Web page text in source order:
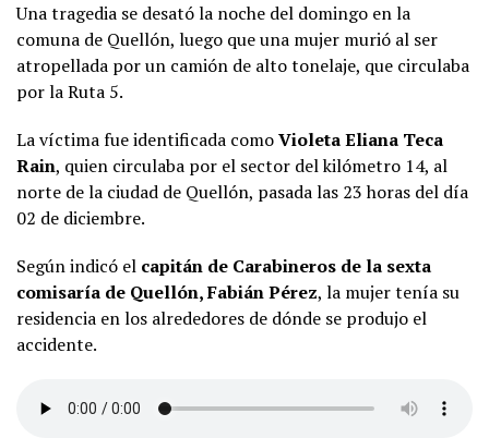
Una tragedia se desató la noche del domingo en la
comuna de Quellón, luego que una mujer murió al ser
atropellada por un camión de alto tonelaje, que circulaba
por la Ruta 5.
La víctima fue identificada comoVioleta Eliana Teca
Rain, quien circulaba por el sector del kilómetro 14, al
norte de la ciudad de Quellón, pasada las 23 horas del día
02 de diciembre.
Según indicó el capitán de Carabineros de la sexta
comisaría de Quellón, Fabián Pérez, la mujer tenía su
residencia en los alrededores de dónde se produjo el
accidente.